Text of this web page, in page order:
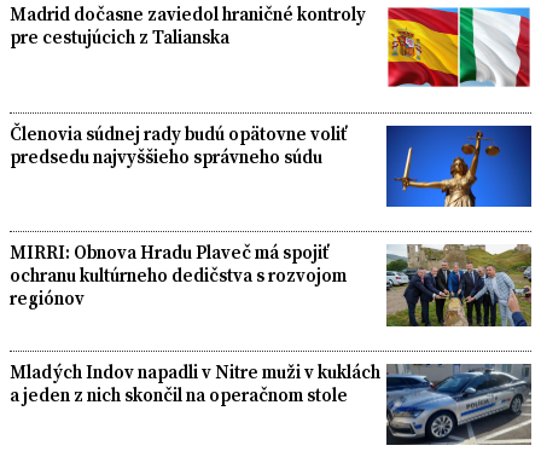
Madrid dočasne zaviedol hraničné kontroly
pre cestujúcich z Talianska
Členovia súdnej rady budú opätovne voliť
predsedu najvyššieho správneho súdu
MIRRI: Obnova Hradu Plaveč má spojiť
ochranu kultúrneho dedičstva s rozvojom
regiónov
Mladých Indov napadli v Nitre muži v kuklách
a jeden z nich skončil na operačnom stole